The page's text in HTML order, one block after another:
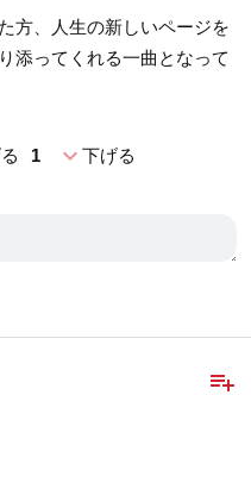
方、人生の新しいページを
添ってくれる一曲となって
1 expand_more下げる
playlist_add